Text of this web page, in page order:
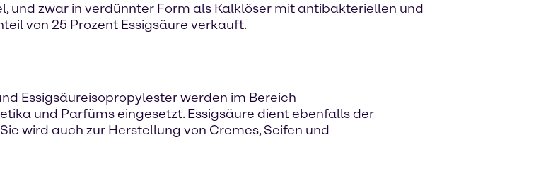
und zwar in verdünnter Form als Kalklöser mit antibakteriellen und
von 25 Prozent Essigsäure verkauft.
Essigsäureisopropylester werden im Bereich
und Parfüms eingesetzt. Essigsäure dient ebenfalls der
wird auch zur Herstellung von Cremes, Seifen und